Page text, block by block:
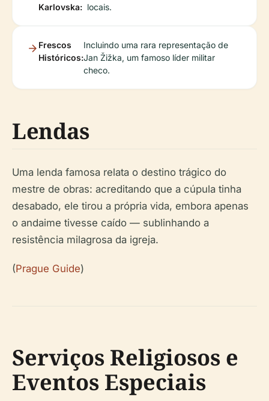
Karlovska: locais.
Frescos
Históricos:
Incluindo uma rara representação de
Jan Žižka, um famoso líder militar
checo.
Lendas
Uma lenda famosa relata o destino trágico do
mestre de obras: acreditando que a cúpula tinha
desabado, ele tirou a própria vida, embora apenas
o andaime tivesse caído — sublinhando a
resistência milagrosa da igreja.
(Prague Guide)
Serviços Religiosos e
Eventos Especiais